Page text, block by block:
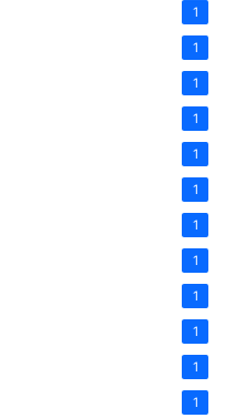
1
1
1
1
1
1
1
1
1
1
1
1